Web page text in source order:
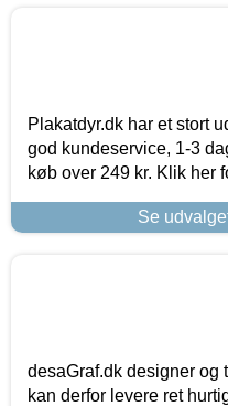
Plakatdyr.dk har et stort
god kundeservice, 1-3
køb over 249 kr. Klik her
Se
desaGraf.dk designer og
kan derfor levere ret